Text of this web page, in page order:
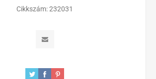
Cikkszám:232031